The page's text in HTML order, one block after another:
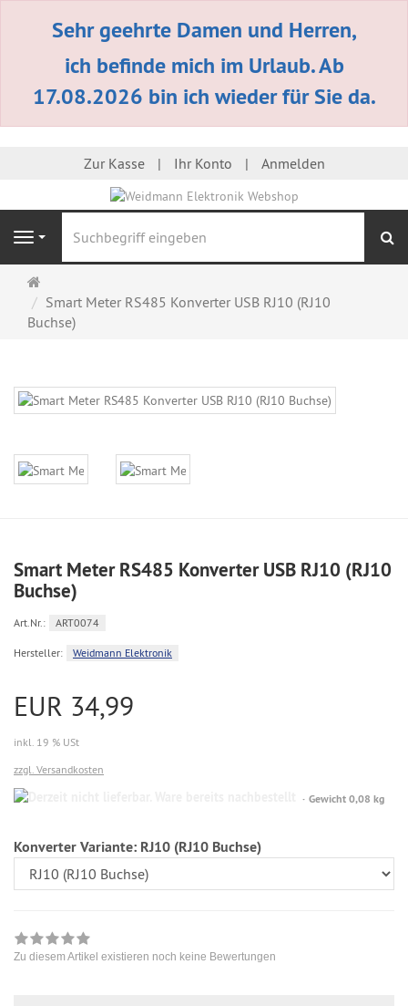
Sehr geehrte Damen und Herren,
ich befinde mich im Urlaub. Ab
17.08.2026 bin ich wieder für Sie da.
Zur Kasse Ihr Konto Anmelden
Navigation
Smart Meter RS485 Konverter USB RJ10 (RJ10
Buchse)
Smart Meter RS485 Konverter USB RJ10 (RJ10
Buchse)
Art.Nr.: ART0074
Hersteller: Weidmann Elektronik
EUR 34,99
inkl. 19 % USt
zzgl. Versandkosten
Gewicht 0,08 kg
Konverter Variante: RJ10 (RJ10 Buchse)
Zu diesem Artikel existieren noch keine Bewertungen